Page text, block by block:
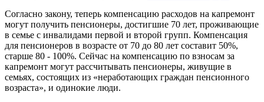
Согласно закону, теперь компенсацию расходов на капремонт
могут получить пенсионеры, достигшие 70 лет, проживающие
в семье с инвалидами первой и второй групп. Компенсация
для пенсионеров в возрасте от 70 до 80 лет составит 50%,
старше 80 - 100%. Сейчас на компенсацию по взносам за
капремонт могут рассчитывать пенсионеры, живущие в
семьях, состоящих из «неработающих граждан пенсионного
возраста», и одинокие люди.